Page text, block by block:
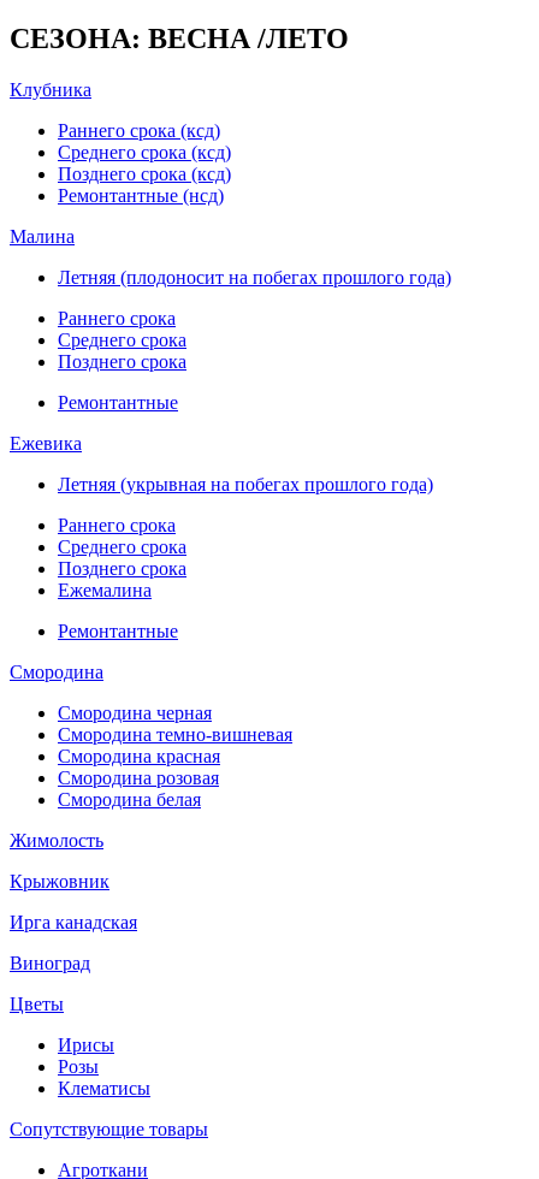
СЕЗОНА: ВЕСНА /ЛЕТО
Клубника
Раннего срока (ксд)
Среднего срока (ксд)
Позднего срока (ксд)
Ремонтантные (нсд)
Малина
Летняя (плодоносит на побегах прошлого года)
Раннего срока
Среднего срока
Позднего срока
Ремонтантные
Ежевика
Летняя (укрывная на побегах прошлого года)
Раннего срока
Среднего срока
Позднего срока
Ежемалина
Ремонтантные
Смородина
Смородина черная
Смородина темно-вишневая
Смородина красная
Смородина розовая
Смородина белая
Жимолость
Крыжовник
Ирга канадская
Виноград
Цветы
Ирисы
Розы
Клематисы
Сопутствующие товары
Агроткани